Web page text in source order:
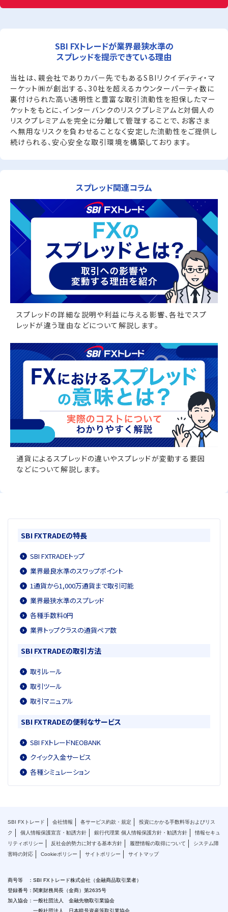
SBI FXトレードが業界最狭水準の
スプレッドを提示できている理由
当社は、親会社でありカバー先でもあるSBIリクイディティ・マ
ーケット㈱が創出する、30社を超えるカウンターパーティ数に
裏付けられた高い透明性と豊富な取引流動性を担保したマー
ケットをもとに、インターバンクのリスクプレミアムと対個人の
リスクプレミアムを完全に分離して管理することで、お客さま
へ無用なリスクを負わせることなく安定した流動性をご提供し
続けられる、安心安全な取引環境を構築しております。
スプレッド関連コラム
スプレッドの詳細な説明や利益に与える影響、各社でスプ
レッドが違う理由などについて解説します。
通貨によるスプレッドの違いやスプレッドが変動する要因
などについて解説します。
SBI FXTRADEの特長
SBI FXTRADEトップ
業界最良水準のスワップポイント
1通貨から1,000万通貨まで取引可能
業界最狭水準のスプレッド
各種手数料0円
業界トップクラスの通貨ペア数
SBI FXTRADEの取引方法
取引ルール
取引ツール
取引マニュアル
SBI FXTRADEの便利なサービス
SBI FXトレードNEOBANK
クイック入金サービス
各種シミュレーション
SBI FXトレード 会社情報 各サービス約款・規定
投資にかかる手数料等およびリス
ク
個人情報保護宣言・勧誘方針 銀行代理業 個人情報保護方針・勧誘方針
情報セキュ
リティポリシー
反社会的勢力に対する基本方針 履歴情報の取得について
システム障
害時の対応
Cookieポリシー サイトポリシー サイトマップ
商号等 ：SBI FXトレード株式会社（金融商品取引業者）
登録番号：関東財務局長（金商）第2635号
加入協会：一般社団法人 金融先物取引業協会
一般社団法人 日本暗号資産等取引業協会